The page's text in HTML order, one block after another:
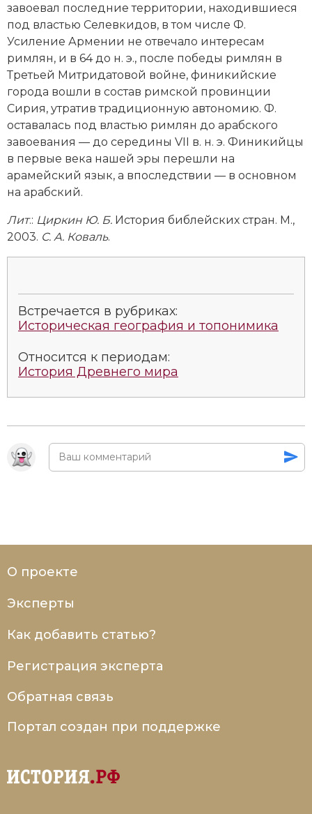
завоевал последние территории, находившиеся
под властью Селевкидов, в том числе Ф.
Усиление Армении не отвечало интересам
римлян, и в 64 до н. э., после победы римлян в
Третьей Митридатовой вой­не, финикийские
города вошли в состав римской провинции
Сирия, утратив традиционную автономию. Ф.
оставалась под властью римлян до арабского
завоевания — до середины VII в. н. э. Финикийцы
в первые века нашей эры перешли на
арамейский язык, а впоследствии — в основном
на арабский.
Лит.: Циркин Ю. Б. История библейских стран. М.,
2003. С. А. Коваль.
Встречается в рубриках:
Историческая география и топонимика
Относится к периодам:
История Древнего мира
О проекте
Эксперты
Как добавить статью?
Регистрация эксперта
Обратная связь
Портал создан при поддержке